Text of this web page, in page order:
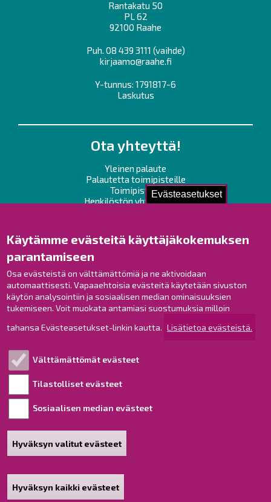
Evästeasetukset
Käytämme evästeitä käyttäjäkokemuksen
parantamiseen
Osa evästeistä on välttämättömiä ja ne aktivoidaan
automaattisesti. Vapaaehtoisia evästeitä käytetään sivuston
käytön analysointiin ja sosiaalisen median ominaisuuksien
tukemiseen. Voit muokata antamiasi suostumuksia milloin
tahansa Evästeasetukset-linkin kautta. Lisätietoa evästeistä.
Välttämättömät evästeet
Tilastolliset evästeet
Sosiaalisen median evästeet
Hyväksyn valitut evästeet
Hyväksyn kaikki evästeet
Poista hyväksyntä
Rantakatu 50
PL 62
92100 Raahe
Puh. 08 439 3111 (vaihde)
kirjaamo@raahe.fi
Y-tunnus: 1791817-6
Laskutus
Ota yhteyttä!
Yleinen palaute
Palautetta toimipisteille
Toimipisteet
Henkilöstön yhteystiedot
Raahe Facebookissa
Raahe Instagramissa
Raahe LinkedInissä
Raahe YouTubessa
Esityslistat ja pöytäkirjat
Viranhaltijapäätökset
Saavutettavuusseloste
Sivukartta